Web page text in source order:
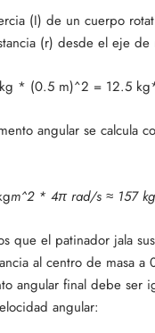
(I) de un cuerpo
(r) desde el eje
* (0.5 m)^2 = 12.5
angular se calcula
m^2 * 4π rad/s ≈ 157 kg
que el patinador jala
al centro de masa
angular final debe ser
angular: